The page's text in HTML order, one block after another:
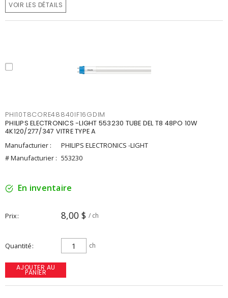
VOIR LES DÉTAILS
PHI10T8CORE48840IF16GDIM
PHILIPS ELECTRONICS -LIGHT 553230 TUBE DEL T8 48PO 10W
4K120/277/347 VITRE TYPE A
Manufacturier :
PHILIPS ELECTRONICS -LIGHT
# Manufacturier : 553230
En inventaire
Prix 8,00 $ / ch
Quantité ch
AJOUTER AU
PANIER